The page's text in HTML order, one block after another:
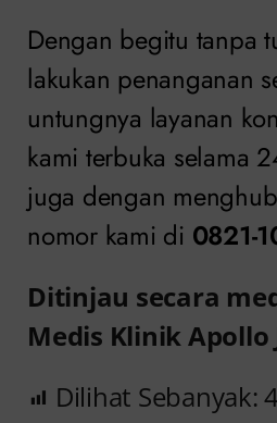
Dengan begitu tanpa
lakukan penanganan
untungnya layanan
kami terbuka selama
juga dengan
nomor kami di 0821-
Ditinjau secara
Medis Klinik Apollo
Dilihat Sebanyak: